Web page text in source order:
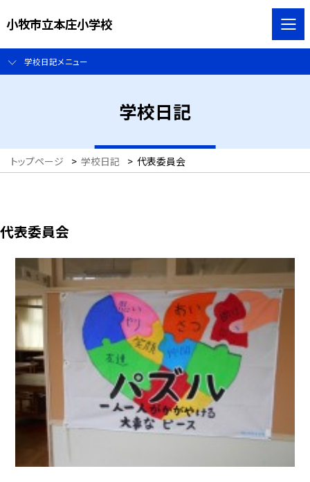
小牧市立本庄小学校
学校日記メニュー
学校日記
トップページ > 学校日記 > 代表委員会
代表委員会